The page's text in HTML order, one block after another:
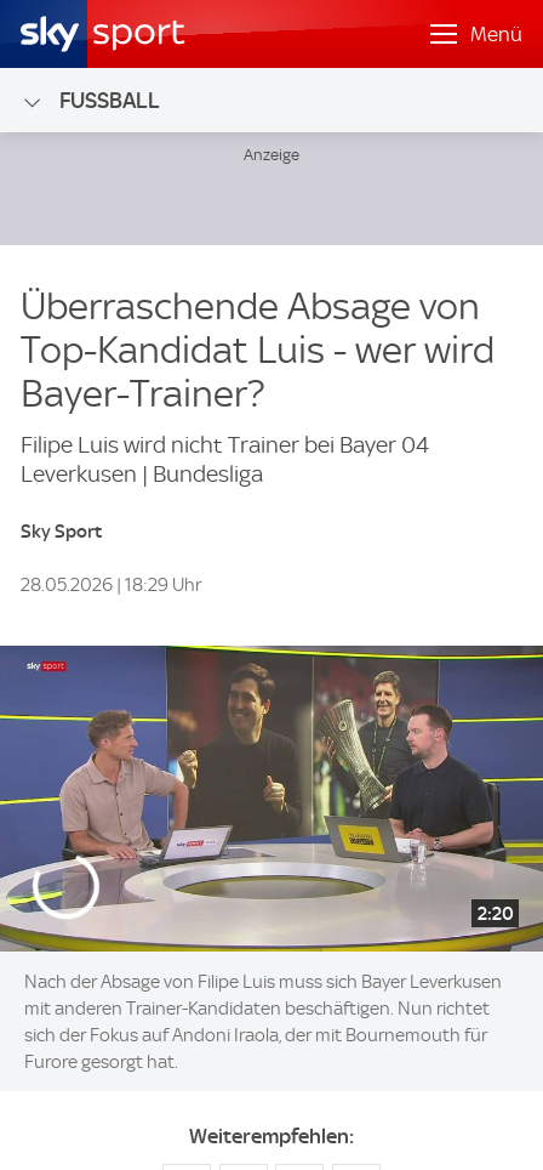
Menü
FUSSBALL
Überraschende Absage von
Top-Kandidat Luis - wer wird
Bayer-Trainer?
Filipe Luis wird nicht Trainer bei Bayer 04
Leverkusen | Bundesliga
Sky Sport
28.05.2026 | 18:29 Uhr
2:20
Nach der Absage von Filipe Luis muss sich Bayer Leverkusen
mit anderen Trainer-Kandidaten beschäftigen. Nun richtet
sich der Fokus auf Andoni Iraola, der mit Bournemouth für
Furore gesorgt hat.
Weiterempfehlen: